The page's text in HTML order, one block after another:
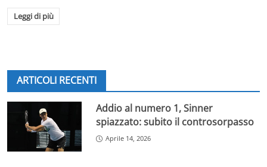
Leggi di più
ARTICOLI RECENTI
Addio al numero 1, Sinner
spiazzato: subito il controsorpasso
Aprile 14, 2026